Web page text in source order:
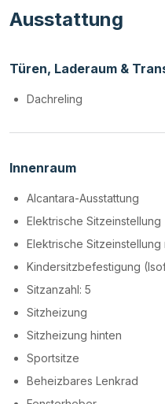
Ausstattung
Türen, Laderaum &
Dachreling
Innenraum
Alcantara-Ausstattung
Elektrische Sitzeinstellung
Elektrische Sitzeinstellung
Kindersitzbefestigung
Sitzanzahl: 5
Sitzheizung
Sitzheizung hinten
Sportsitze
Beheizbares Lenkrad